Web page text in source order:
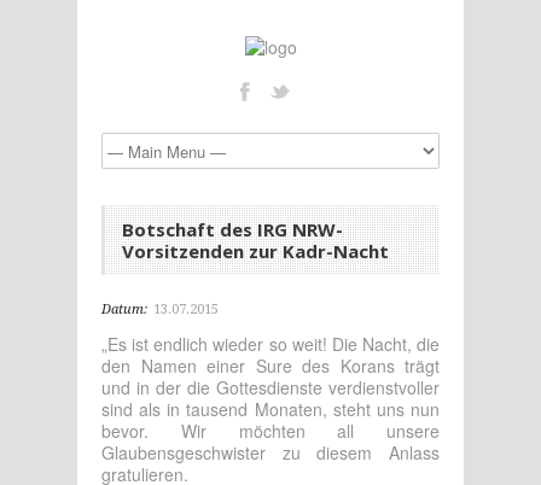
Botschaft des IRG NRW-
Vorsitzenden zur Kadr-Nacht
Datum: 13.07.2015
„Es ist endlich wieder so weit! Die Nacht, die
den Namen einer Sure des Korans trägt
und in der die Gottesdienste verdienstvoller
sind als in tausend Monaten, steht uns nun
bevor. Wir möchten all unsere
Glaubensgeschwister zu diesem Anlass
gratulieren.